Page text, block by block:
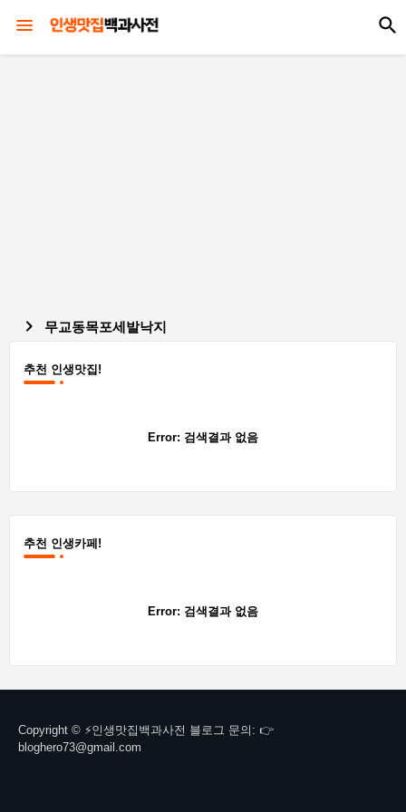
무교동목포세발낙지
추천 인생맛집!
Error: 검색결과 없음
추천 인생카페!
Error: 검색결과 없음
Copyright © ⚡인생맛집백과사전 블로그 문의: 👉
bloghero73@gmail.com